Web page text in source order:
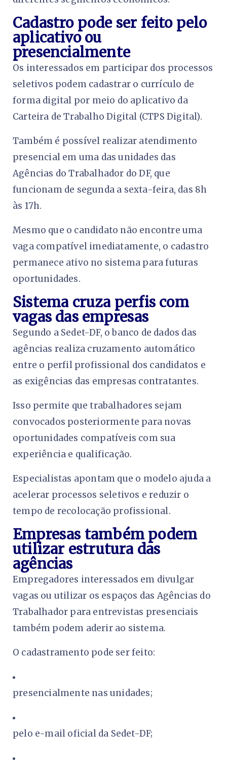
Cadastro pode ser feito pelo
aplicativo ou
presencialmente
Os interessados em participar dos processos
seletivos podem cadastrar o currículo de
forma digital por meio do aplicativo da
Carteira de Trabalho Digital (CTPS Digital).
Também é possível realizar atendimento
presencial em uma das unidades das
Agências do Trabalhador do DF, que
funcionam de segunda a sexta-feira, das 8h
às 17h.
Mesmo que o candidato não encontre uma
vaga compatível imediatamente, o cadastro
permanece ativo no sistema para futuras
oportunidades.
Sistema cruza perfis com
vagas das empresas
Segundo a Sedet-DF, o banco de dados das
agências realiza cruzamento automático
entre o perfil profissional dos candidatos e
as exigências das empresas contratantes.
Isso permite que trabalhadores sejam
convocados posteriormente para novas
oportunidades compatíveis com sua
experiência e qualificação.
Especialistas apontam que o modelo ajuda a
acelerar processos seletivos e reduzir o
tempo de recolocação profissional.
Empresas também podem
utilizar estrutura das
agências
Empregadores interessados em divulgar
vagas ou utilizar os espaços das Agências do
Trabalhador para entrevistas presenciais
também podem aderir ao sistema.
O cadastramento pode ser feito:
presencialmente nas unidades;
pelo e-mail oficial da Sedet-DF;